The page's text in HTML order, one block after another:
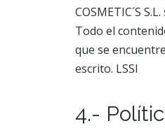
COSMETIC´S
Todo el
que se
escrito. LSSI
4.-